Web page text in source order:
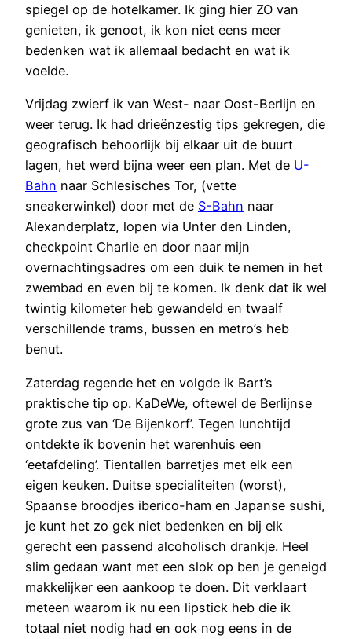
spiegel op de hotelkamer. Ik ging hier ZO van
genieten, ik genoot, ik kon niet eens meer
bedenken wat ik allemaal bedacht en wat ik
voelde.
Vrijdag zwierf ik van West- naar Oost-Berlijn en
weer terug. Ik had drieënzestig tips gekregen, die
geografisch behoorlijk bij elkaar uit de buurt
lagen, het werd bijna weer een plan. Met de U-
Bahn naar Schlesisches Tor, (vette
sneakerwinkel) door met de S-Bahn naar
Alexanderplatz, lopen via Unter den Linden,
checkpoint Charlie en door naar mijn
overnachtingsadres om een duik te nemen in het
zwembad en even bij te komen. Ik denk dat ik wel
twintig kilometer heb gewandeld en twaalf
verschillende trams, bussen en metro’s heb
benut.
Zaterdag regende het en volgde ik Bart’s
praktische tip op. KaDeWe, oftewel de Berlijnse
grote zus van ‘De Bijenkorf’. Tegen lunchtijd
ontdekte ik bovenin het warenhuis een
‘eetafdeling’. Tientallen barretjes met elk een
eigen keuken. Duitse specialiteiten (worst),
Spaanse broodjes iberico-ham en Japanse sushi,
je kunt het zo gek niet bedenken en bij elk
gerecht een passend alcoholisch drankje. Heel
slim gedaan want met een slok op ben je geneigd
makkelijker een aankoop te doen. Dit verklaart
meteen waarom ik nu een lipstick heb die ik
totaal niet nodig had en ook nog eens in de